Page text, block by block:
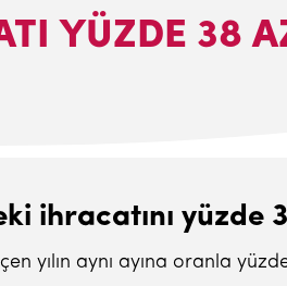
YÜZDE 38
ihracatını yüzde
yılın aynı ayına oranla